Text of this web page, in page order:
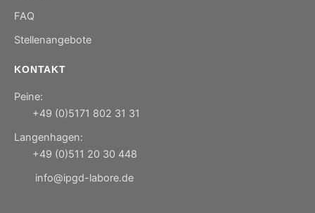
FAQ
Stellenangebote
KONTAKT
Peine:
+49 (0)5171 802 31 31
Langenhagen:
+49 (0)511 20 30 448
info@ipgd-labore.de